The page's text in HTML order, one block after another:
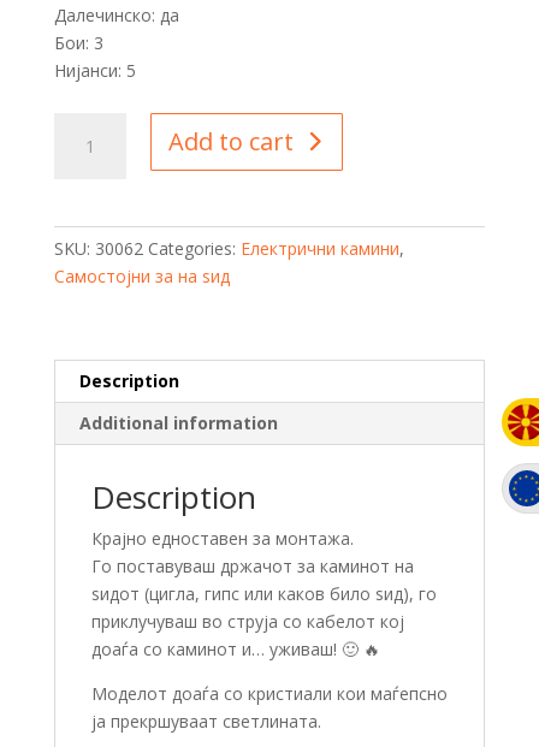
Далечинско: да
Бои: 3
Нијанси: 5
Add to cart
SKU: 30062 Categories: Електрични камини,
Самостојни за на ѕид
Description
Additional information
Description
Крајно едноставен за монтажа.
Го поставуваш држачот за каминот на
ѕидот (цигла, гипс или каков било ѕид), го
приклучуваш во струја со кабелот кој
доаѓа со каминот и… уживаш! 🙂 🔥
Моделот доаѓа со кристиали кои маѓепсно
ја прекршуваат светлината.